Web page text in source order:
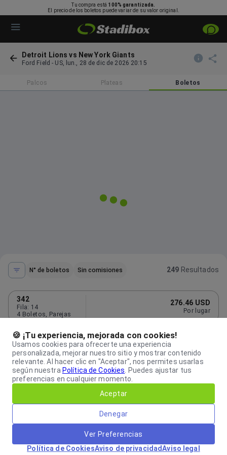
Tu compra está 100% garantizada.
El precio de los boletos puede variar de su valor original.
Detroit Lions vs New York Giants
Ford Field - US, lun., 28 de dic de 2026 20:15
Palcos Plateas Boletos
N° de boletos Sin comisiones 249 Resultados
342
Fila: 14
4 Boletos Parejas
276.46 USD
Por lugar
321
Fila: 13
2 Boletos, Todos juntos
286.00 USD
339
Fila:18
1 Boletos, Todos juntos
288.64 USD
Por lugar
Fila:17
Por lugar
🍪 ¡Tu experiencia, mejorada con cookies!
Usamos cookies para ofrecerte una experiencia
personalizada, mejorar nuestro sitio y mostrar contenido
relevante. Al hacer clic en "Aceptar", nos permites usarlas
según nuestra Política de Cookies
Puedes ajustar tus
preferencias en cualquier momento.
Denegar
Ver Preferencias
Aceptar
Política de CookiesAviso de privacidadAviso legal